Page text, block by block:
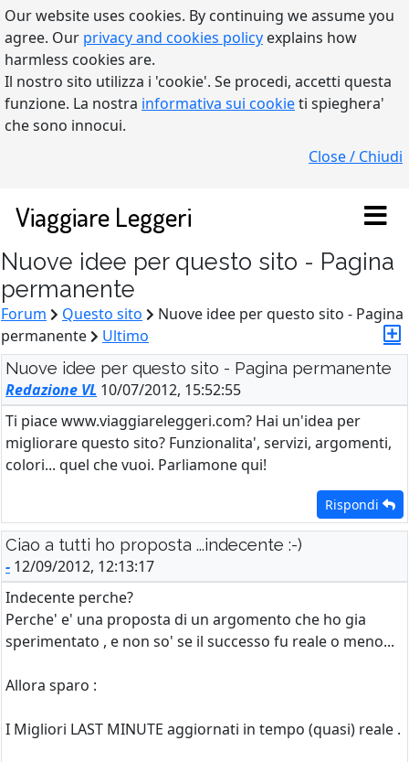
Our website uses cookies. By continuing we assume you
agree. Our privacy and cookies policy explains how
harmless cookies are.
Il nostro sito utilizza i 'cookie'. Se procedi, accetti questa
funzione. La nostra informativa sui cookieti spieghera'
che sono innocui.
Close / Chiudi
Viaggiare Leggeri
Nuove idee per questo sito - Pagina
permanente
Forum Questo sito
Nuove idee per questo sito - Pagina
permanente
Ultimo
Nuove idee per questo sito - Pagina permanente
Redazione VL 10/07/2012, 15:52:55
Ti piace www.viaggiareleggeri.com? Hai un'idea per
migliorare questo sito? Funzionalita', servizi, argomenti,
colori... quel che vuoi. Parliamone qui!
Rispondi
Ciao a tutti ho proposta ...indecente :-)
- 12/09/2012, 12:13:17
Indecente perche?
Perche' e' una proposta di un argomento che ho gia
sperimentato , e non so' se il successo fu reale o meno...
Allora sparo :
I Migliori LAST MINUTE aggiornati in tempo (quasi) reale .